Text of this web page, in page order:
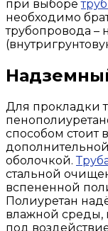
при выборе
необходимо
трубопровода
Для прокладки
способом стоит
оболочкой.
стальной
вспененной
Полиуретан
влажной
под